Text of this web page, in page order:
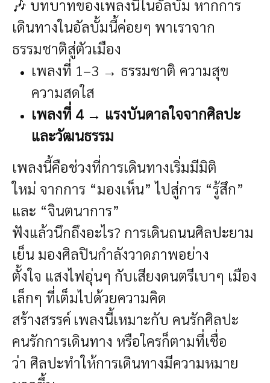
🎶 บทบาทของเพลงนี้ในอัลบั้ม หากการ
เดินทางในอัลบั้มนี้ค่อยๆ พาเราจาก
ธรรมชาติสู่ตัวเมือง
เพลงที่ 1–3 → ธรรมชาติ ความสุข
ความสดใส
เพลงที่ 4 → แรงบันดาลใจจากศิลปะ
และวัฒนธรรม
เพลงนี้คือช่วงที่การเดินทางเริ่มมีมิติ
ใหม่ จากการ “มองเห็น”ไปสู่การ “รู้สึก”
และ “จินตนาการ”
ฟังแล้วนึกถึงอะไร? การเดินถนนศิลปะยาม
เย็น มองศิลปินกำลังวาดภาพอย่าง
ตั้งใจ แสงไฟอุ่นๆ กับเสียงดนตรีเบาๆ เมือง
เล็กๆ ที่เต็มไปด้วยความคิด
สร้างสรรค์เพลงนี้เหมาะกับ คนรักศิลปะ
คนรักการเดินทาง หรือใครก็ตามที่เชื่อ
ว่า ศิลปะทำให้การเดินทางมีความหมาย